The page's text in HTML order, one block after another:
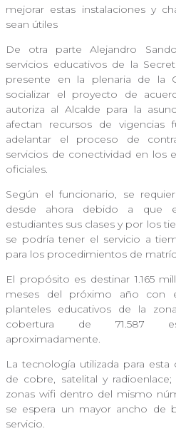
mejorar estas instalaciones y
sean útiles
De otra parte Alejandro
servicios educativos de la
presente en la plenaria de la
socializar el proyecto de
autoriza al Alcalde para la
afectan recursos de vigencias
adelantar el proceso de
servicios de conectividad en los
oficiales.
Según el funcionario, se
desde ahora debido a que
estudiantes sus clases y por los
se podría tener el servicio a
para los procedimientos de
El propósito es destinar 1.165
meses del próximo año con
planteles educativos de la
cobertura de 71.587
aproximadamente.
La tecnología utilizada para
de cobre, satelital y
zonas wifi dentro del mismo
se espera un mayor ancho de
servicio.